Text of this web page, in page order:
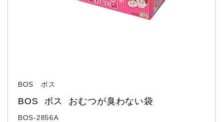
BOS ボス
BOS  ボス  おむつが臭わない袋
BOS-2856A